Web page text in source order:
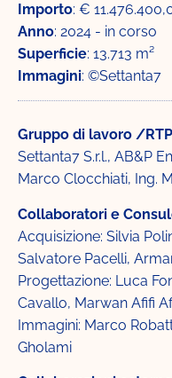
Importo: €
Anno: 2024 - in corso
Superficie: 13.713 m²
Immagini: ©Settanta7
Gruppo di lavoro /RTP
Settanta7 S.r.l., AB&P
Marco Clocchiati, Ing.
Collaboratori e
Acquisizione: Silvia
Salvatore Pacelli,
Progettazione: Luca
Cavallo, Marwan Afifi
Immagini: Marco
Gholami